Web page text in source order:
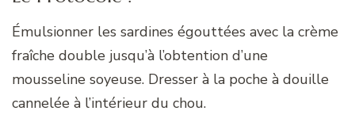
Émulsionner les sardines égouttées avec la crème
fraîche double jusqu’à l’obtention d’une
mousseline soyeuse. Dresser à la poche à douille
cannelée à l’intérieur du chou.